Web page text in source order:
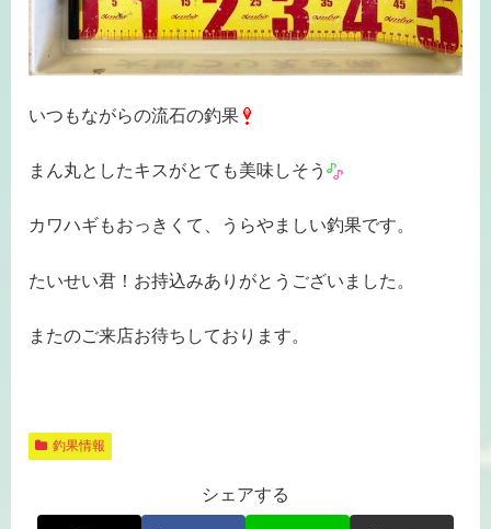
いつもながらの流石の釣果
まん丸としたキスがとても美味しそう
カワハギもおっきくて、うらやましい釣果です。
たいせい君！お持込みありがとうございました。
またのご来店お待ちしております。
釣果情報
シェアする